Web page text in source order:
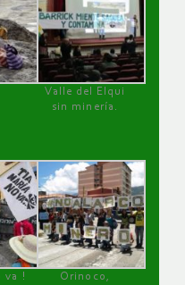
Valle del Elqui
sin minería.
va !
Orinoco,